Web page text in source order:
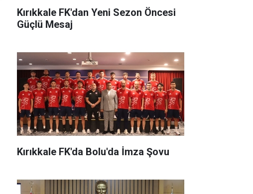
Kırıkkale FK'dan Yeni Sezon Öncesi
Güçlü Mesaj
Kırıkkale FK'da Bolu'da İmza Şovu